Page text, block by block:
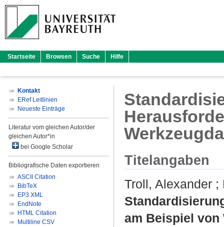
Startseite Browsen Suche Hilfe
Kontakt
ERef Leitlinien
Neueste Einträge
Literatur vom gleichen Autor/der
gleichen Autor*in
bei Google Scholar
Bibliografische Daten exportieren
ASCII Citation
BibTeX
EP3 XML
EndNote
HTML Citation
Multiline CSV
Titelangaben
Troll, Alexander ;
am Beispiel von